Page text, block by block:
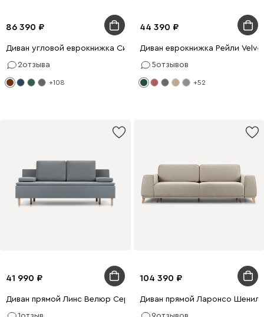
86 390
Диван угловой еврокнижка Ситено Barhat Ginger
2отзыва
+108
44 390
Диван еврокнижка Рейли
5отзывов
+52
41 990
Диван прямой Линс Велюр Серый
104 390
Диван прямой Ларонсо